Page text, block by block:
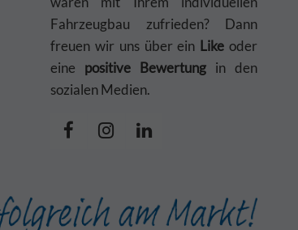
Fahrzeugbau zufrieden? Dann
freuen wir uns über ein Like oder
eine positive Bewertung in den
sozialen Medien.